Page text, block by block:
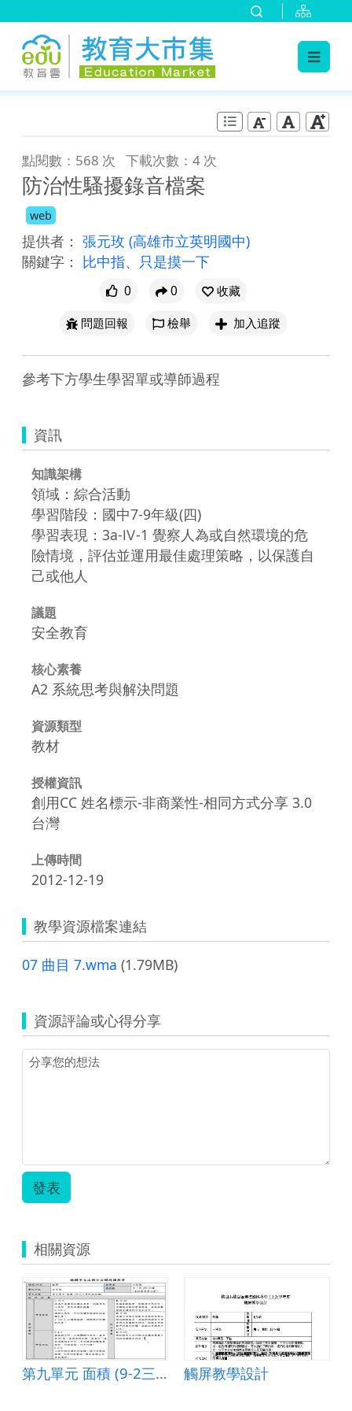
點閱數：568 次 下載次數：4 次
防治性騷擾錄音檔案
web
提供者： 張元玫 (高雄市立英明國中)
關鍵字： 比中指、 只是摸一下
0 0
收藏
問題回報
檢舉 加入追蹤
參考下方學生學習單或導師過程
資訊
知識架構
領域：綜合活動
學習階段：國中7-9年級(四)
學習表現：3a-Ⅳ-1 覺察人為或自然環境的危
險情境，評估並運用最佳處理策略，以保護自
己或他人
議題
安全教育
核心素養
A2 系統思考與解決問題
資源類型
教材
授權資訊
創用CC 姓名標示-非商業性-相同方式分享 3.0
台灣
上傳時間
2012-12-19
教學資源檔案連結
07 曲目 7.wma (1.79MB)
資源評論或心得分享
發表
相關資源
第九單元 面積 (9-2三角形的面積) 觸屏教學設計